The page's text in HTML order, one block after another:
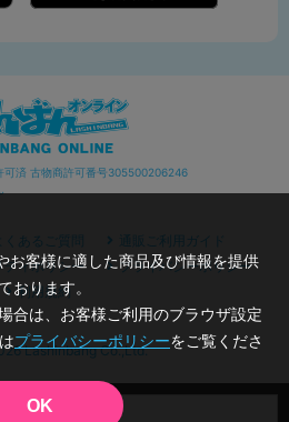
品切状態
可済 古物商許可番号305500206246
よくあるご質問
通販ご利用ガイド
ティポリシー
プライバシーポリシー
利用規約
Lashinbang Co.,Ltd.
お客様に適した商品及び情報を提供
おります。
合は、お客様ご利用のブラウザ設定
プライバシーポリシーをご覧くださ
OK